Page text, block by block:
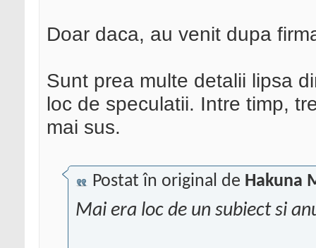
Doar daca, au venit dupa
Sunt prea multe detalii lipsa
loc de speculatii. Intre timp,
mai sus.
Postat în original de Hakuna
Mai era loc de un subiect si